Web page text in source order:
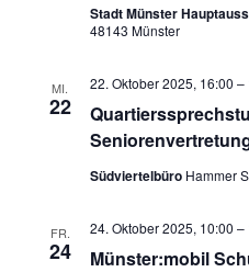
Stadt Münster
48143 Münster
MI.
22
22. Oktober 2025, 16:00 –
Südviertelbüro Hammer
FR.
24 Münster:mobil
24. Oktober 2025, 10:00 –